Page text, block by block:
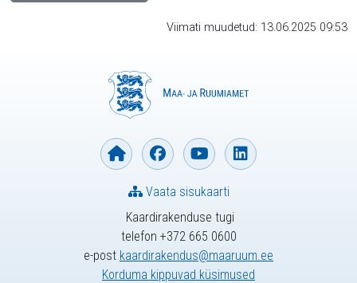
Viimati muudetud: 13.06.2025 09:53
Kaardirakenduse tugi
telefon +372 665 0600
e-post kaardirakendus@maaruum.ee
Korduma kippuvad küsimused
Vaata sisukaarti